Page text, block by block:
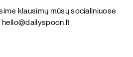
klausimų mūsų socialiniuose
hello@dailyspoon.lt